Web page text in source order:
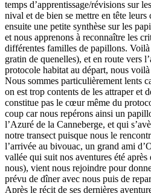
temps d’apprentissage/révisions sur
nival et de bien se mettre en tête
ensuite une petite synthèse sur les
et nous apprenons à reconnaître les
différentes familles de papillons.
gratin de quenelles), et en route vers
protocole habitat au départ, nous
Nous sommes particulièrement lents
on est trop contents de les attraper et
constitue pas le cœur même du
coup car nous repérons ainsi un
l’Azuré de la Canneberge, et qui
notre transect puisque nous le
l’arrivée au bivouac, un grand ami
vallée qui suit nos aventures été
nous), vient nous rejoindre pour
prévu de dîner avec nous puis de
Après le récit de ses dernières